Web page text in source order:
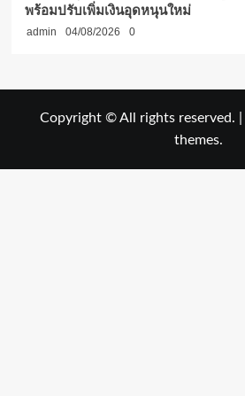
พร้อมปรับเพิ่มเงินอุดหนุนใหม่
admin 04/08/2026 0
Copyright © All rights reserved.
themes.